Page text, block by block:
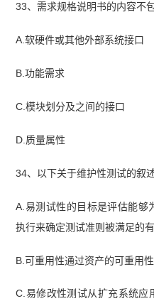
33、需求规格说明书的内容不
A.软硬件或其他外部系统接口
B.功能需求
C.模块划分及之间的接口
D.质量属性
34、以下关于维护性测试的叙
A.易测试性的目标是评估能够
执行来确定测试准则被满足的
B.可重用性通过资产的可重用
C.易修改性测试从扩充系统应